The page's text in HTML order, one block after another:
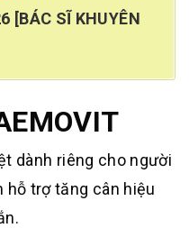
[BÁC SĨ KHUYÊN
dành riêng cho người
hỗ trợ tăng cân hiệu